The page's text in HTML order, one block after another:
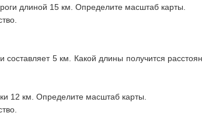
длиной 15 км. Определите масштаб карты.
5 км. Какой длины получится
12 км. Определите масштаб карты.